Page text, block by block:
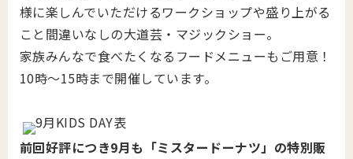
様に楽しんでいただけるワークショップや盛り上がる
こと間違いなしの大道芸・マジックショー。
家族みんなで食べたくなるフードメニューもご用意！
10時～15時まで開催しています。
前回好評につき9月も「ミスタードーナツ」の特別販